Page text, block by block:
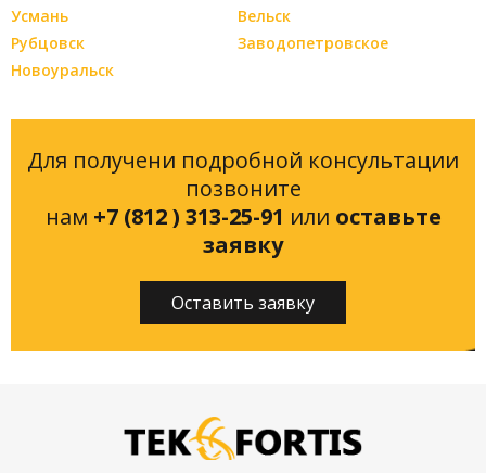
Усмань
Вельск
Рубцовск
Заводопетровское
Новоуральск
Для получени подробной консультации
позвоните
нам +7 (812 ) 313-25-91 или оставьте
заявку
Оставить заявку